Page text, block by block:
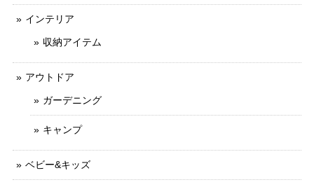
インテリア
収納アイテム
アウトドア
ガーデニング
キャンプ
ベビー&キッズ